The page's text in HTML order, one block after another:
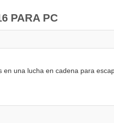
PARA PC
en una lucha en cadena para